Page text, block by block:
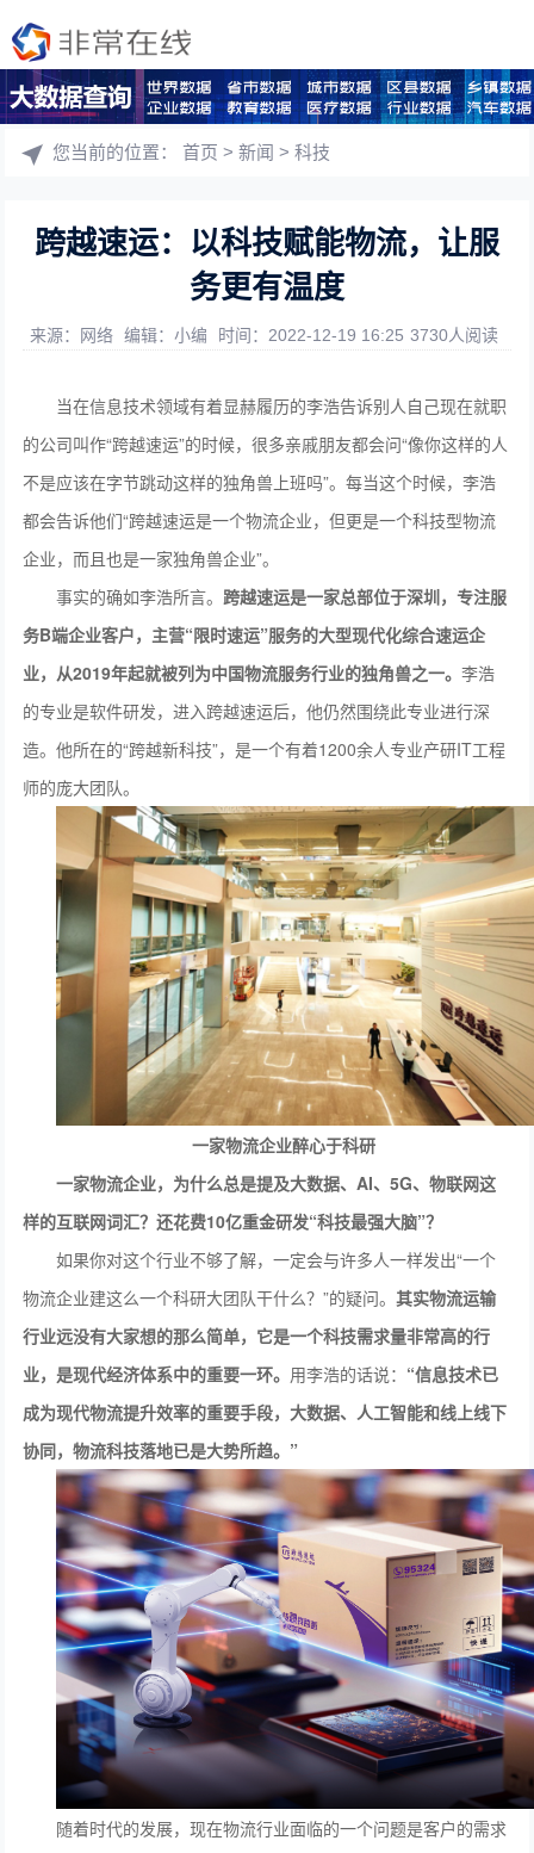
您当前的位置：首页 >新闻 >科技
跨越速运：以科技赋能物流，让服
务更有温度
来源：网络 编辑：小编 时间：2022-12-19 16:25 3730人阅读
当在信息技术领域有着显赫履历的李浩告诉别人自己现在就职
的公司叫作“跨越速运”的时候，很多亲戚朋友都会问“像你这样的人
不是应该在字节跳动这样的独角兽上班吗”。每当这个时候，李浩
都会告诉他们“跨越速运是一个物流企业，但更是一个科技型物流
企业，而且也是一家独角兽企业”。
事实的确如李浩所言。跨越速运是一家总部位于深圳，专注服
务B端企业客户，主营“限时速运”服务的大型现代化综合速运企
业，从2019年起就被列为中国物流服务行业的独角兽之一。李浩
的专业是软件研发，进入跨越速运后，他仍然围绕此专业进行深
造。他所在的“跨越新科技”，是一个有着1200余人专业产研IT工程
师的庞大团队。
一家物流企业醉心于科研
一家物流企业，为什么总是提及大数据、 AI、5G、物联网这
样的互联网词汇？还花费10亿重金研发“科技最强大脑”？
如果你对这个行业不够了解，一定会与许多人一样发出“一个
物流企业建这么一个科研大团队干什么？”的疑问。其实物流运输
行业远没有大家想的那么简单， 它是一个科技需求量非常高的行
业，是现代经济体系中的重要一环。 用李浩的话说： “信息技术已
成为现代物流提升效率的重要手段，大数据、人工智能和线上线下
协同，物流科技落地已是大势所趋。”
随着时代的发展，现在物流行业面临的一个问题是客户的需求